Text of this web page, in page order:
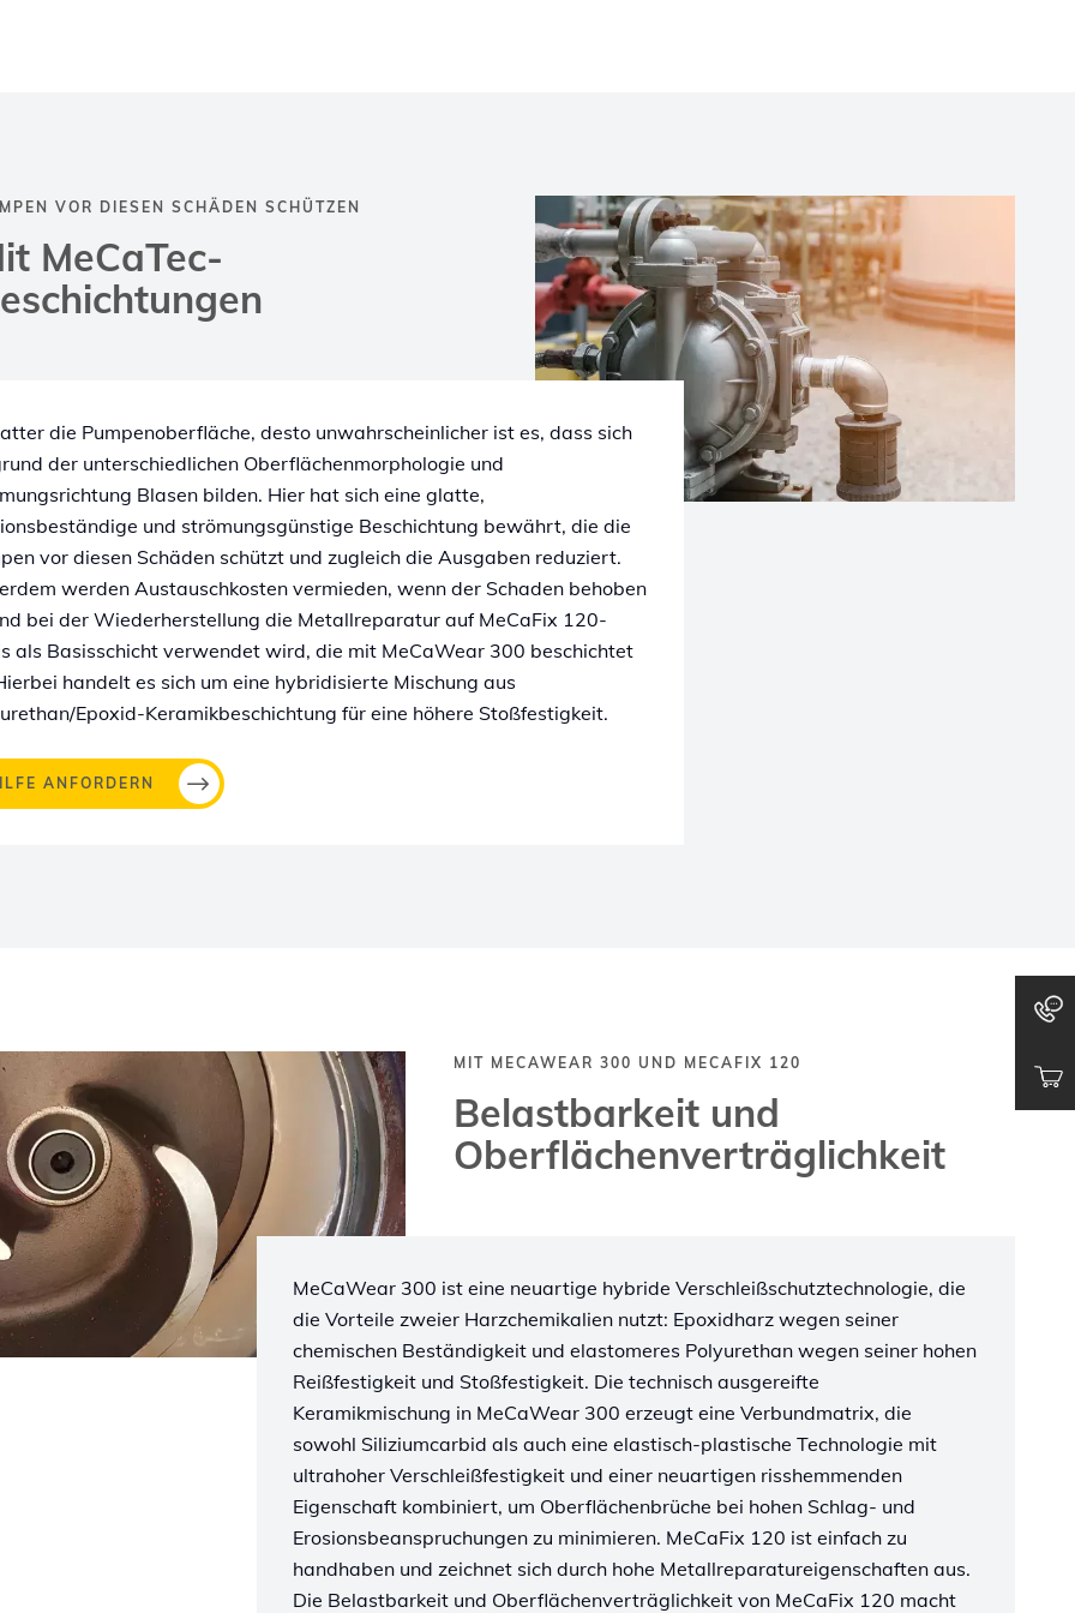
VOR DIESEN SCHÄDEN SCHÜTZEN
MeCaTec-
die Pumpenoberfläche, desto unwahrscheinlicher ist es, dass sich
der unterschiedlichen Oberflächenmorphologie und
Blasen bilden. Hier hat sich eine glatte,
und strömungsgünstige Beschichtung bewährt, die die
vor diesen Schäden schützt und zugleich die Ausgaben reduziert.
werden Austauschkosten vermieden, wenn der Schaden behoben
bei der Wiederherstellung die Metallreparatur auf MeCaFix 120-
als Basisschicht verwendet wird, die mit MeCaWear 300 beschichtet
handelt es sich um eine hybridisierte Mischung aus
Epoxid-Keramikbeschichtung für eine höhere Stoßfestigkeit.
ANFORDERN
MIT MECAWEAR 300 UND MECAFIX 120
Belastbarkeit und
Oberflächenverträglichkeit
MeCaWear 300 ist eine neuartige hybride Verschleißschutztechnologie, die
die Vorteile zweier Harzchemikalien nutzt: Epoxidharz wegen seiner
chemischen Beständigkeit und elastomeres Polyurethan wegen seiner hohen
Reißfestigkeit und Stoßfestigkeit. Die technisch ausgereifte
Keramikmischung in MeCaWear 300 erzeugt eine Verbundmatrix, die
sowohl Siliziumcarbid als auch eine elastisch-plastische Technologie mit
ultrahoher Verschleißfestigkeit und einer neuartigen risshemmenden
Eigenschaft kombiniert, um Oberflächenbrüche bei hohen Schlag- und
Erosionsbeanspruchungen zu minimieren. MeCaFix 120 ist einfach zu
handhaben und zeichnet sich durch hohe Metallreparatureigenschaften aus.
Die Belastbarkeit und Oberflächenverträglichkeit von MeCaFix 120 macht